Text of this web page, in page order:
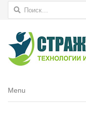
Найти:
Menu
Menu